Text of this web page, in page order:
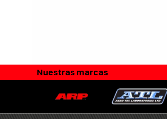
Nuestras marcas